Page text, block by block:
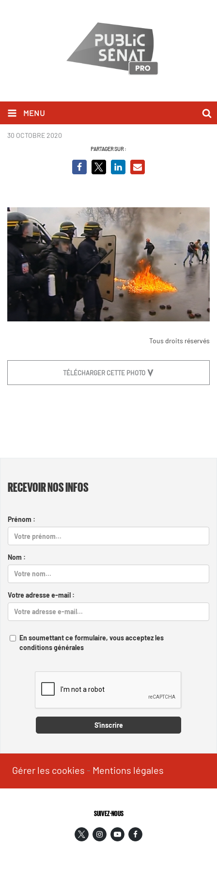
MENU
Police attitude
30 OCTOBRE 2020
PARTAGER SUR :
Tous droits réservés
TÉLÉCHARGER CETTE PHOTO
RECEVOIR NOS INFOS
Prénom :
Nom :
Votre adresse e-mail :
En soumettant ce formulaire, vous acceptez les
conditions générales
S'inscrire
Gérer les cookies - Mentions légales
SUIVEZ-NOUS